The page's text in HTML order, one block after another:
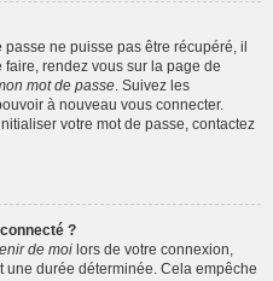
ne puisse pas être récupéré, il
rendez vous sur la page de
mot de passe . Suivez les
à nouveau vous connecter.
votre mot de passe, contactez
?
de moi lors de votre connexion,
durée déterminée. Cela empêche